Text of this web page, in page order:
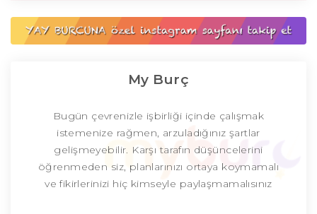
My Burç
Bugün çevrenizle işbirliği içinde çalışmak
istemenize rağmen, arzuladığınız şartlar
gelişmeyebilir. Karşı tarafın düşüncelerini
öğrenmeden siz, planlarınızı ortaya koymamalı
ve fikirlerinizi hiç kimseyle paylaşmamalısınız